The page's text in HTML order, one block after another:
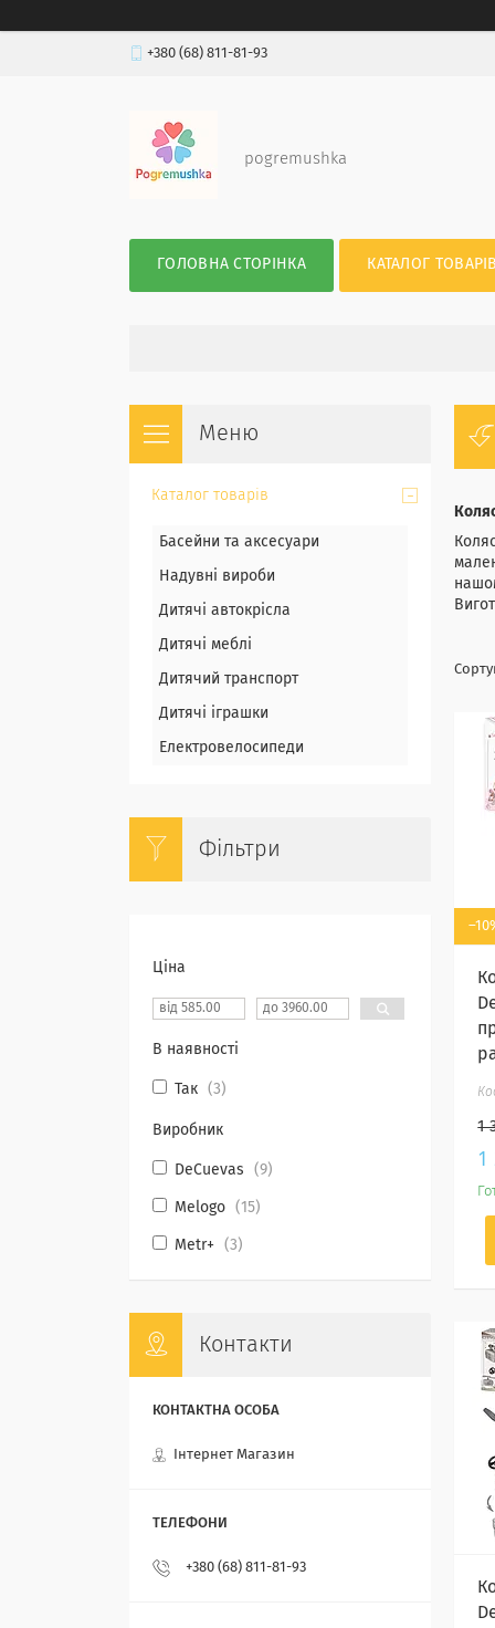
+380 (68) 811-81-93
pogremushka
ГОЛОВНА СТОРІНКА КАТАЛОГ ТОВАРІВ
1
1
Каталог товарів
Басейни та аксесуари
Надувні вироби
Дитячі автокрісла
Дитячі меблі
Дитячий транспорт
Дитячі іграшки
Електровелосипеди
Фільтри
Ціна
В наявності
Так 3
Виробник
DeCuevas 9
Melogo 15
Metr+ 3
Контакти
Інтернет Магазин
+380 (68) 811-81-93